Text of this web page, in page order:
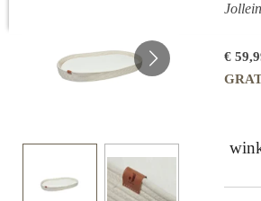
Jollein
€